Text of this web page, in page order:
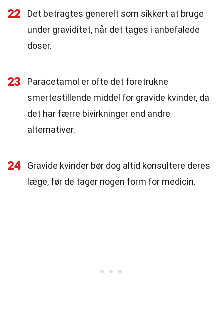
22
Det betragtes generelt som sikkert at bruge
under graviditet, når det tages i anbefalede
doser.
23
Paracetamol er ofte det foretrukne
smertestillende middel for gravide kvinder, da
det har færre bivirkninger end andre
alternativer.
24
Gravide kvinder bør dog altid konsultere deres
læge, før de tager nogen form for medicin.